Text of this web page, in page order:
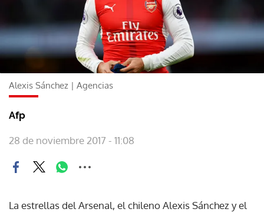
Alexis Sánchez | Agencias
Afp
28 de noviembre 2017 - 11:08
La estrellas del Arsenal, el chileno Alexis Sánchez y el